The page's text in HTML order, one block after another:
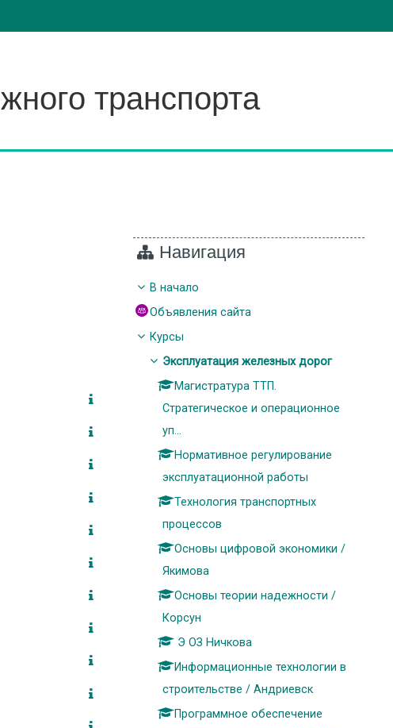
транспорта
Навигация
В начало
Объявления сайта
Курсы
Эксплуатация железных дорог
Магистратура ТТП.
Стратегическое и операционное
уп...
Нормативное регулирование
эксплуатационной работы
Технология транспортных
процессов
Основы цифровой экономики /
Якимова
Основы теории надежности /
Корсун
Э ОЗ Ничкова
Информационные технологии в
строительстве / Андриевск
Программное обеспечение